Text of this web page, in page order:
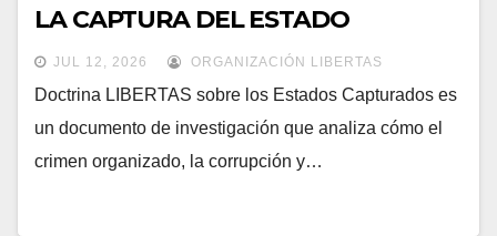
LA CAPTURA DEL ESTADO
JUL 12, 2026 ORGANIZACIÓN LIBERTAS
Doctrina LIBERTAS sobre los Estados Capturados es
un documento de investigación que analiza cómo el
crimen organizado, la corrupción y…